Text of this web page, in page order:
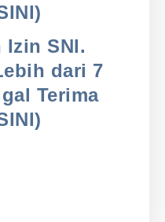
Izin SNI.
dari 7
Terima